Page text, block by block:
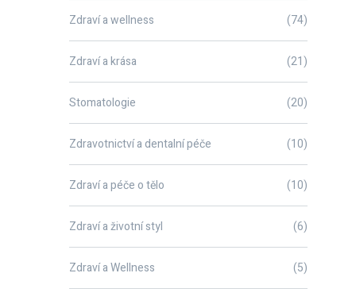
Zdraví a wellness (74)
Zdraví a krása (21)
Stomatologie (20)
Zdravotnictví a dentalní péče (10)
Zdraví a péče o tělo (10)
Zdraví a životní styl (6)
Zdraví a Wellness (5)